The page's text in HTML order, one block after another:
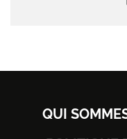
QUI